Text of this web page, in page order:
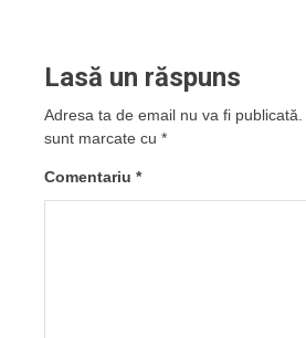
Lasă un răspuns
Adresa ta de email nu va fi publicată.
sunt marcate cu *
Comentariu *